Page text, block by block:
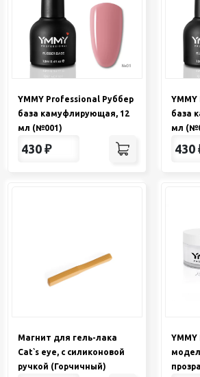
YMMY Professional Руббер
база камуфлирующая, 12
мл (№001)
430 ₽
база
мл
430
Магнит для гель-лака
Cat`s eye, с силиконовой
ручкой (Горчичный)